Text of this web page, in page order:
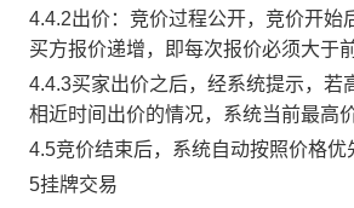
4.4.2出价：竞价过程公开，竞价开
买方报价递增，即每次报价必须大于
4.4.3买家出价之后，经系统提示，
相近时间出价的情况，系统当前最高
4.5竞价结束后，系统自动按照价格
5挂牌交易